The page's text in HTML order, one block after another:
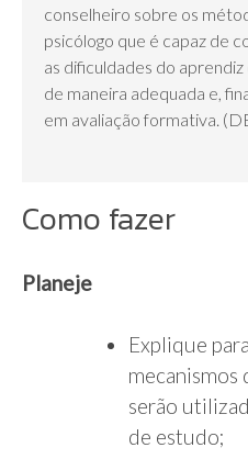
conselheiro sobre os
psicólogo que é capaz de
as dificuldades do
de maneira adequada e,
em avaliação formativa.
Como fazer
Planeje
Explique
mecanismos
serão
de estudo;